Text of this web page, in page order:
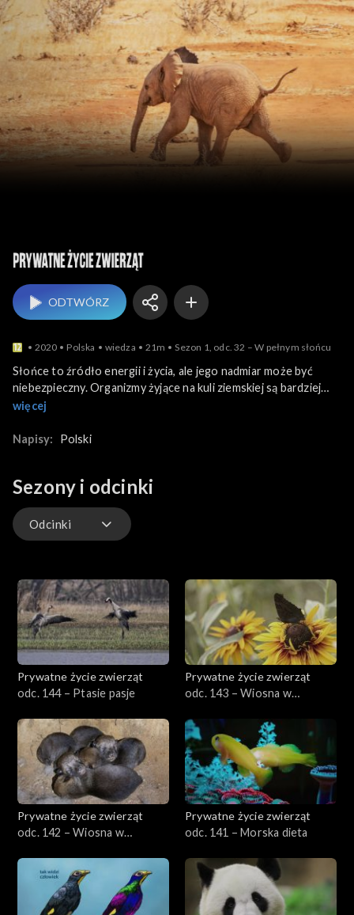
Prywatne życie zwierząt
ODTWÓRZ
2020 Polska wiedza 21m Sezon 1, odc. 32 – W pełnym słońcu
Słońce to źródło energii i życia, ale jego nadmiar może być
niebezpieczny. Organizmy żyjące na kuli ziemskiej są bardziej
przystosowane to znoszenia temperatur niskich. Ewolucyjnie,
do życia w chłodnych strefach klimatycznych. Funkcjonowanie
więcej
Napisy: Polski
Sezony i odcinki
Odcinki
Prywatne życie zwierząt
odc. 144 – Ptasie pasje
Prywatne życie zwierząt
odc. 143 – Wiosna w
Prywatne życie zwierząt
odc. 142 – Wiosna w
Prywatne życie zwierząt
odc. 141 – Morska dieta